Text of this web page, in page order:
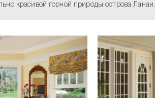
красивой горной природы острова Ланаи.